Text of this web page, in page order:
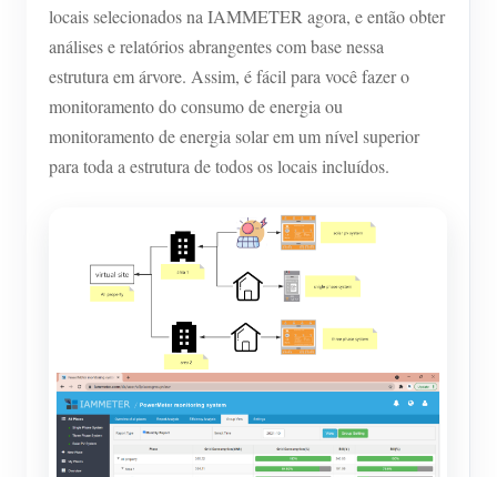
locais selecionados na IAMMETER agora, e então obter
análises e relatórios abrangentes com base nessa
estrutura em árvore. Assim, é fácil para você fazer o
monitoramento do consumo de energia ou
monitoramento de energia solar em um nível superior
para toda a estrutura de todos os locais incluídos.